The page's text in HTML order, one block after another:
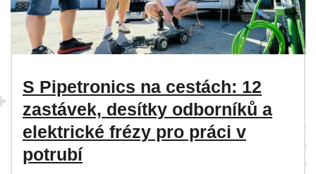
S Pipetronics na cestách: 12
zastávek, desítky odborníků a
elektrické frézy pro práci v
potrubí